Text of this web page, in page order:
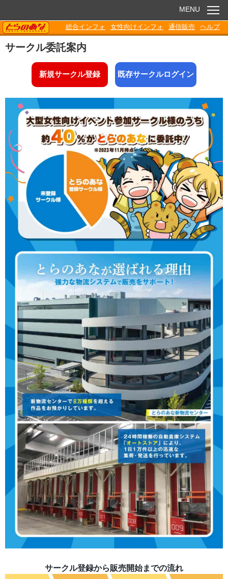
お知らせ
電子書籍
Q&A
各種ダウンロード
MENU
TORANOANA
総合インフォ 女性向けインフォ 通信販売 ヘルプ
サークル委託案内
新規サークル登録 既存サークルログイン
サークル登録から販売開始までの流れ